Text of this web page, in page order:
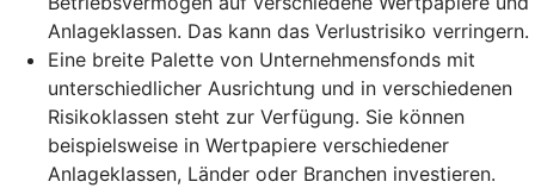
Anlageklassen. Das kann das Verlustrisiko verringern.
Eine breite Palette von Unternehmensfonds mit
unterschiedlicher Ausrichtung und in verschiedenen
Risikoklassen steht zur Verfügung. Sie können
beispielsweise in Wertpapiere verschiedener
Anlageklassen, Länder oder Branchen investieren.